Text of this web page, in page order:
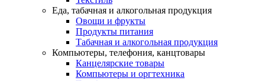
Еда, табачная и алкогольная продукция
Овощи и фрукты
Продукты питания
Табачная и алкогольная продукция
Компьютеры, телефония, канцтовары
Канцелярские товары
Компьютеры и оргтехника